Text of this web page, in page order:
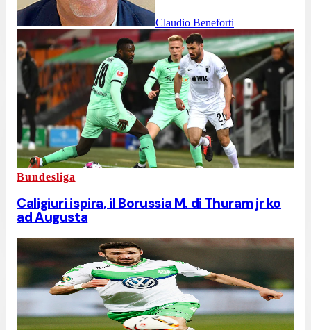
Claudio Beneforti
Bundesliga
Caligiuri ispira, il Borussia M. di Thuram jr ko
ad Augusta